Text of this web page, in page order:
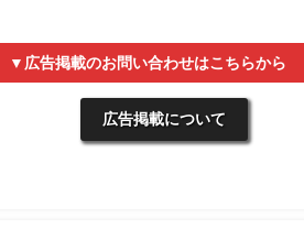
▼広告掲載のお問い合わせはこちらから
広告掲載について